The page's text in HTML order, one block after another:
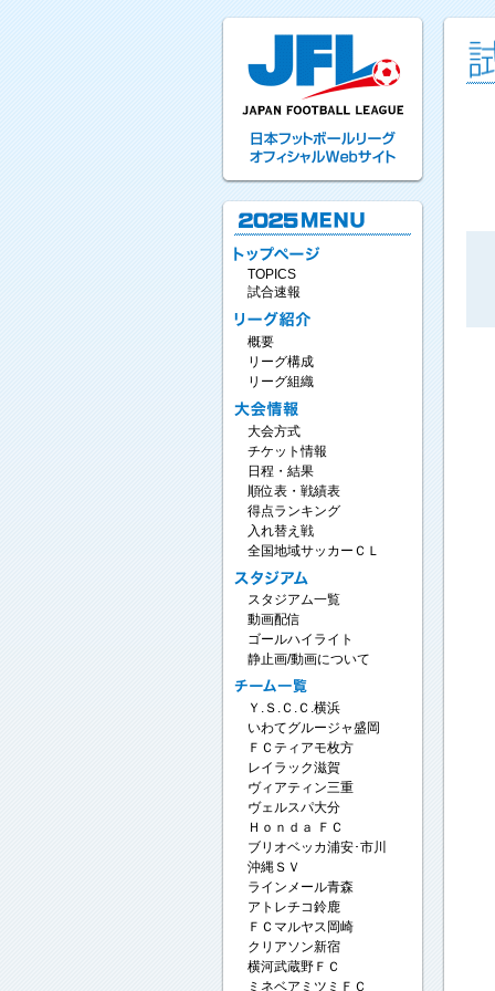
TOPICS
試合速報
概要
リーグ構成
リーグ組織
大会方式
チケット情報
日程・結果
順位表・戦績表
得点ランキング
入れ替え戦
全国地域サッカーＣＬ
スタジアム一覧
動画配信
ゴールハイライト
静止画/動画について
Ｙ.Ｓ.Ｃ.Ｃ.横浜
いわてグルージャ盛岡
ＦＣティアモ枚方
レイラック滋賀
ヴィアティン三重
ヴェルスパ大分
Ｈｏｎｄａ ＦＣ
ブリオベッカ浦安･市川
沖縄ＳＶ
ラインメール青森
アトレチコ鈴鹿
ＦＣマルヤス岡崎
クリアソン新宿
横河武蔵野ＦＣ
ミネベアミツミＦＣ